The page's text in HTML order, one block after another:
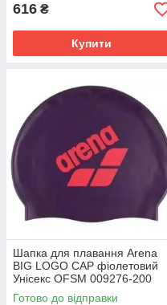
616 ₴
Купити
Шапка для плавання Arena
BIG LOGO CAP фіолетовий
Унісекс OFSM 009276-200
Готово до відправки